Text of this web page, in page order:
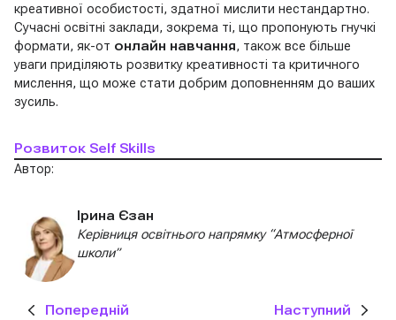
креативної особистості, здатної мислити нестандартно.
Сучасні освітні заклади, зокрема ті, що пропонують гнучкі
формати, як-от онлайн навчання, також все більше
уваги приділяють розвитку креативності та критичного
мислення, що може стати добрим доповненням до ваших
зусиль.
Розвиток Self Skills
Автор:
Ірина Єзан
Керівниця освітнього напрямку “Атмосферної
школи”
Попередній Наступний